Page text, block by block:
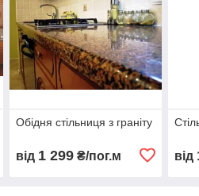
Обідня стільниця з граніту
від 1 299₴/пог.м від